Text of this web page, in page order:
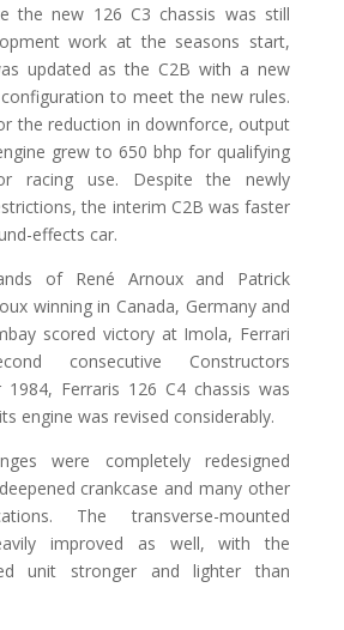
the new 126 C3 chassis was still
work at the seasons start,
updated as the C2B with a new
to meet the new rules.
the reduction in downforce, output
grew to 650 bhp for qualifying
racing use. Despite the newly
the interim C2B was faster
effects car.
of René Arnoux and Patrick
winning in Canada, Germany and
scored victory at Imola, Ferrari
consecutive Constructors
1984, Ferraris 126 C4 chassis was
engine was revised considerably.
were completely redesigned
crankcase and many other
The transverse-mounted
improved as well, with the
unit stronger and lighter than